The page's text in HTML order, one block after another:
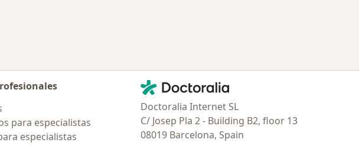
para especialistas
especialistas
Contacto
Doctoralia - Página de inicio
Doctoralia Internet SL
C/ Josep Pla 2 - Building B2, floor 13
08019 Barcelona, Spain